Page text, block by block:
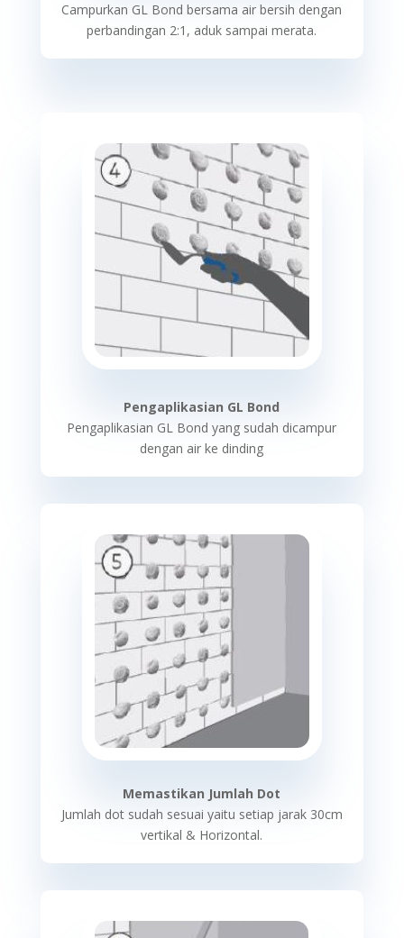
Campurkan GL Bond bersama air bersih dengan
perbandingan 2:1, aduk sampai merata.
Pengaplikasian GL Bond
Pengaplikasian GL Bond yang sudah dicampur
dengan air ke dinding
Memastikan Jumlah Dot
Jumlah dot sudah sesuai yaitu setiap jarak 30cm
vertikal & Horizontal.